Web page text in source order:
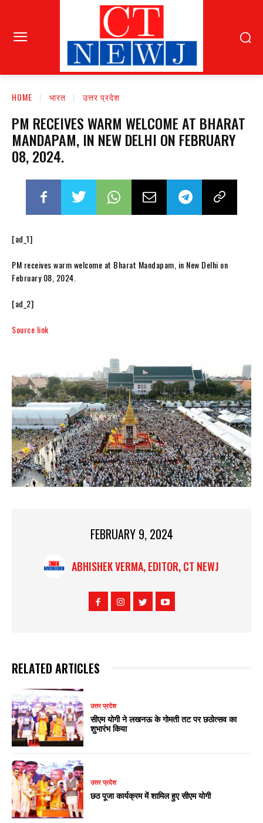
HOME भारत उत्तर प्रदेश
PM RECEIVES WARM WELCOME AT BHARAT
MANDAPAM, IN NEW DELHI ON FEBRUARY
08, 2024.
[ad_1]
PM receives warm welcome at Bharat Mandapam, in New Delhi on
February 08, 2024.
[ad_2]
Source link
FEBRUARY 9, 2024
ABHISHEK VERMA, EDITOR, CT NEWJ
RELATED ARTICLES
उत्तर प्रदेश
सीएम योगी ने लखनऊ के गोमती तट पर छठोत्सव का
शुभारंभ किया
उत्तर प्रदेश
छठ पूजा कार्यक्रम में शामिल हुए सीएम योगी